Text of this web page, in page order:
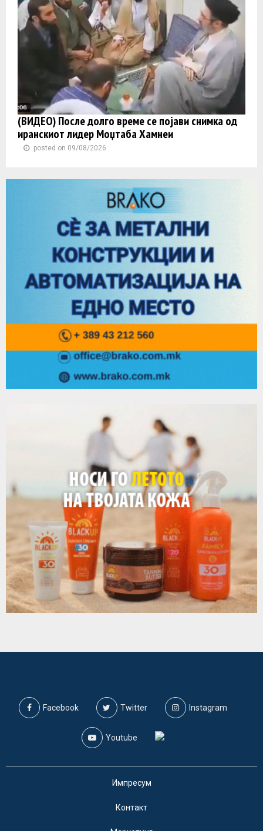
(ВИДЕО) После долго време се појави снимка од
иранскиот лидер Моџтаба Хамнеи
posted on 09/08/2026
Facebook Twitter Instagram
Youtube
Импресум
Контакт